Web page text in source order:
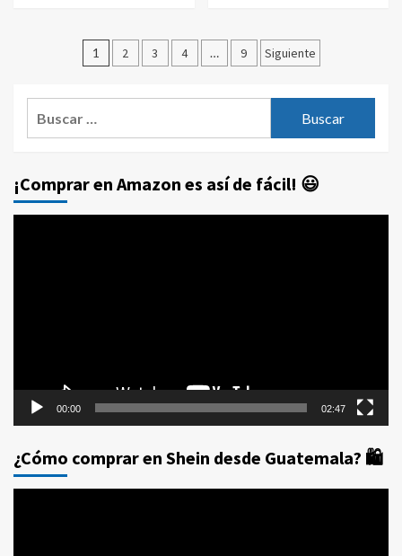
Paginación
entradas
1 2 3 4 … 9 Siguiente
¡Comprar en Amazon es así de fácil! 😃
00:00 02:47
¿Cómo comprar en Shein desde Guatemala? 🛍️